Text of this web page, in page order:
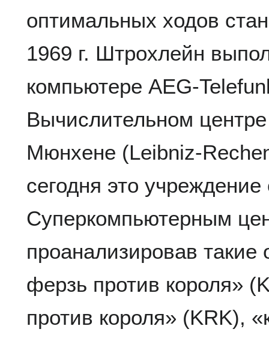
оптимальных ходов
1969 г. Штрохлейн
компьютере AEG-
Вычислительном
Мюнхене (Leibniz-
сегодня это
Суперкомпьютерным
проанализировав такие
ферзь против короля»
против короля» (KRK),